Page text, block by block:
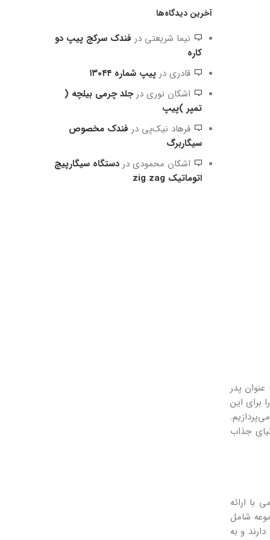
پدر
برای این
جذاب
با ارائه
شامل
و به
آخرین دیدگاه‌ها
نیما شریعتی در فندک سرکج پیپ دو
کاره
قادری درپیپ شماره ۱۳۰۴۴
اشکان نوری درجلد چرمی بیلچه (
تمپر )پیپ
فرهاد نیک‌پی در فندک مخصوص
سیگاربرگ
اشکان محمودی دردستگاه سیگارپیچ
اتوماتیک zig zag